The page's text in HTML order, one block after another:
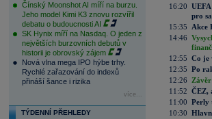
Čínský Moonshot AI míří na burzu.
Jeho model Kimi K3 znovu rozvířil
debatu o budoucnosti AI
SK Hynix míří na Nasdaq. O jeden z
největších burzovních debutů v
historii je obrovský zájem
Nová vlna mega IPO hýbe trhy.
Rychlé zařazování do indexů
přináší šance i rizika
více...
TÝDENNÍ PŘEHLEDY
16:20
pro
15:35
Akce
14:46
12:55 Co je
12:35 Po
12:26
11:52 ČEZ,
11:00 Perly
10:30